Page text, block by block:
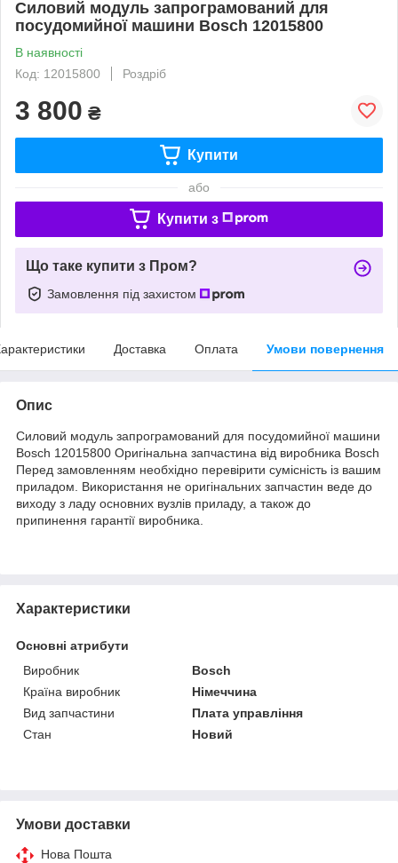
Силовий модуль запрограмований для
посудомийної машини Bosch 12015800
В наявності
Код: 12015800
Роздріб
3 800 ₴
Купити
або
Купити з
Що таке купити з Пром?
Замовлення під захистом
Доставка Оплата Умови повернення
Опис
Силовий модуль запрограмований для посудомийної машини
Bosch 12015800 Оригінальна запчастина від виробника Bosch
Перед замовленням необхідно перевірити сумісність із вашим
приладом. Використання не оригінальних запчастин веде до
виходу з ладу основних вузлів приладу, а також до
припинення гарантії виробника.
Характеристики
Основні атрибути
Виробник
Bosch
Країна виробник
Німеччина
Вид запчастини
Плата управління
Стан
Новий
Умови доставки
Нова Пошта